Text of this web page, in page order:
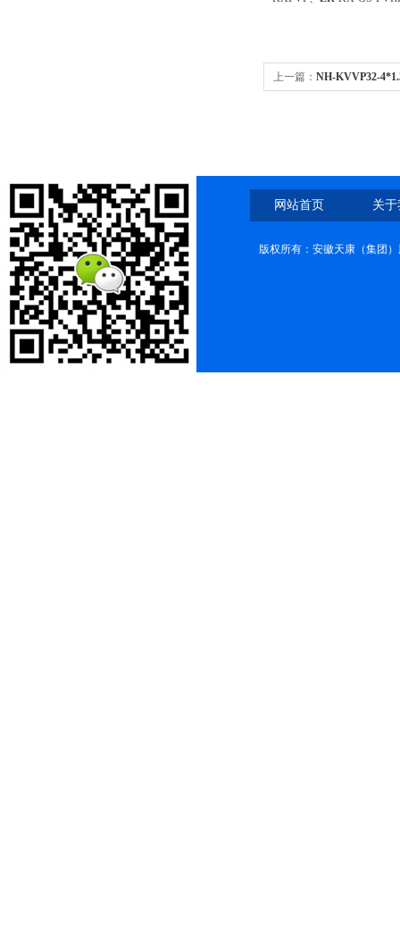
上一篇： NH-KVVP32-
网站首页 关
版权所有：安徽天康（集团